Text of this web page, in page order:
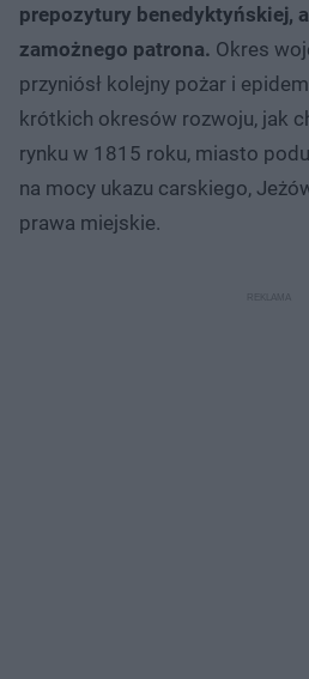
prepozytury benedyktyńskiej,
zamożnego patrona. Okres
przyniósł kolejny pożar i
krótkich okresów rozwoju, jak
rynku w 1815 roku, miasto
na mocy ukazu carskiego,
prawa miejskie.